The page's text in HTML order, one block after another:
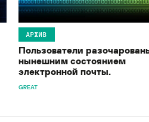
АРХИВ
Пользователи
нынешним состоянием
электронной почты.
GREAT